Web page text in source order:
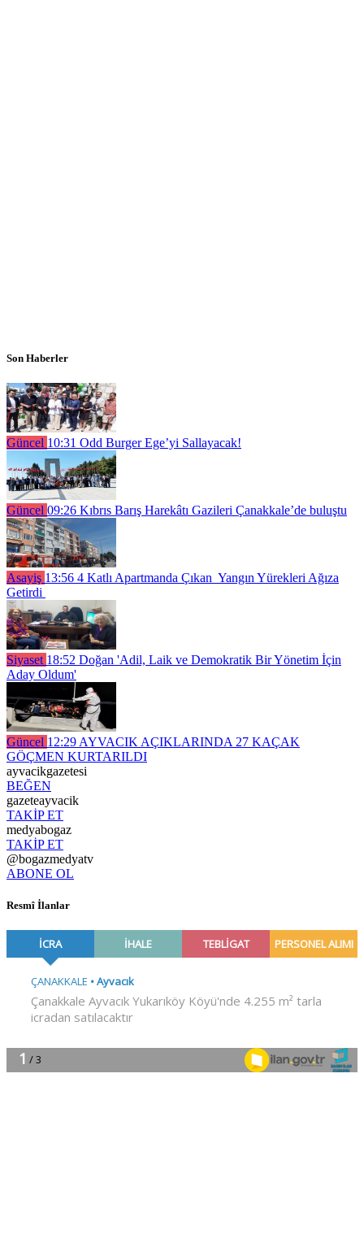
Son Haberler
Güncel 10:31 Odd Burger Ege’yi Sallayacak!
Güncel 09:26 Kıbrıs Barış Harekâtı Gazileri Çanakkale’de buluştu
Asayiş 13:56 4 Katlı Apartmanda Çıkan Yangın Yürekleri Ağıza
Getirdi
Siyaset 18:52 Doğan 'Adil, Laik ve Demokratik Bir Yönetim İçin
Aday Oldum'
Güncel 12:29 AYVACIK AÇIKLARINDA 27 KAÇAK
GÖÇMEN KURTARILDI
ayvacikgazetesi
BEĞEN
gazeteayvacik
TAKİP ET
medyabogaz
TAKİP ET
@bogazmedyatv
ABONE OL
Resmî İlanlar